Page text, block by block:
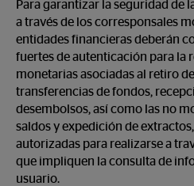
Para garantizar la seguridad de
a través de los corresponsales
entidades financieras deberán
fuertes de autenticación para la
monetarias asociadas al retiro
transferencias de fondos,
desembolsos, así como las no
saldos y expedición de
autorizadas para realizarse a
que impliquen la consulta de
usuario.